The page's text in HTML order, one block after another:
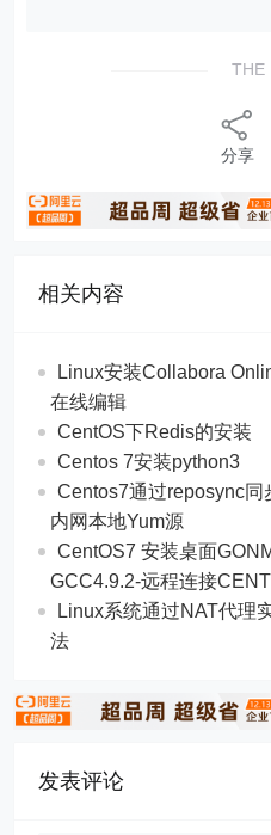
THE
分享
相关内容
Linux安装Collabora
在线编辑
CentOS下Redis的安装
Centos 7安装python3
Centos7通过reposync同
内网本地Yum源
CentOS7 安装桌面
GCC4.9.2-远程连接
Linux系统通过NAT代理
法
发表评论